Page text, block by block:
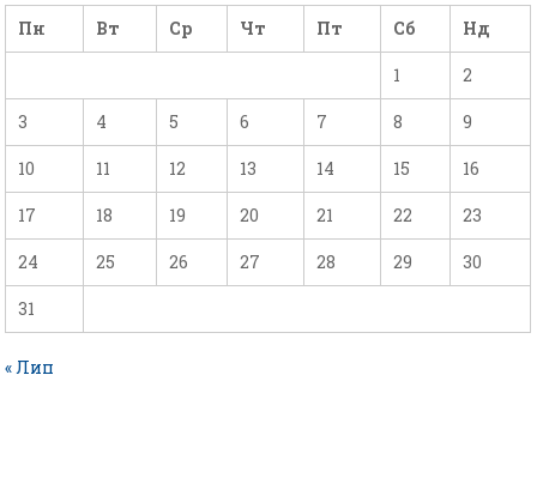
Пн
Вт Ср Чт Пт Сб Нд
1 2
3 4 5 6 7 8 9
10 11 12 13 14 15 16
17 18 19 20 21 22 23
24 25 26 27 28 29 30
31
« Лип